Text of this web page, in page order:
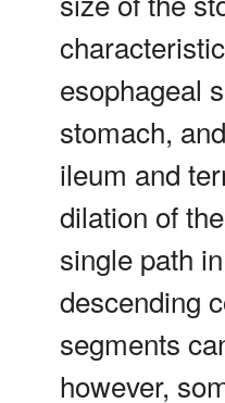
esophageal
stomach,
ileum and
dilation of
single path
descending
segments
however,